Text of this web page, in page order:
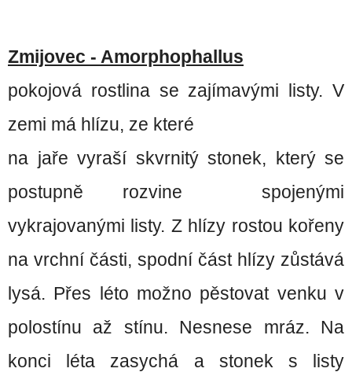
Zmijovec - Amorphophallus
pokojová rostlina se zajímavými listy. V
zemi má hlízu, ze které
na jaře vyraší skvrnitý stonek, který se
postupně rozvine spojenými
vykrajovanými listy. Z hlízy rostou kořeny
na vrchní části, spodní část hlízy zůstává
lysá. Přes léto možno pěstovat venku v
polostínu až stínu. Nesnese mráz. Na
konci léta zasychá a stonek s listy